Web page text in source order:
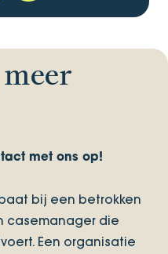
met ons op!
bij een betrokken
casemanager die
Een organisatie